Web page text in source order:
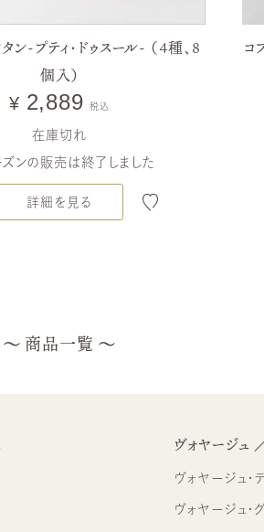
ン-プティ・ドゥスール- （4種、8
個入）
¥ 2,889 税込
在庫切れ
ンの販売は終了しました
詳細を見る
コ
商品一覧
ヴォヤージュ
ヴォヤージュ
ヴォヤージュ・